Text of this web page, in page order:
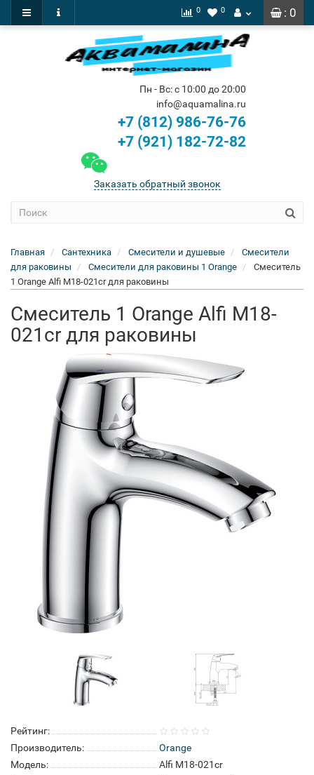
: 0
0 0
Пн - Вс: с 10:00 до 20:00
info@aquamalina.ru
+7 (812) 986-76-76
+7 (921) 182-72-82
Заказать обратный звонок
Главная Сантехника Смесители и душевые
Смесители
для раковины
Смесители для раковины 1 Orange
Смеситель
1 Orange Alfi M18-021cr для раковины
Смеситель 1 Orange Alfi M18-
021cr для раковины
Рейтинг:
Производитель:
Orange
Модель:
Alfi M18-021cr